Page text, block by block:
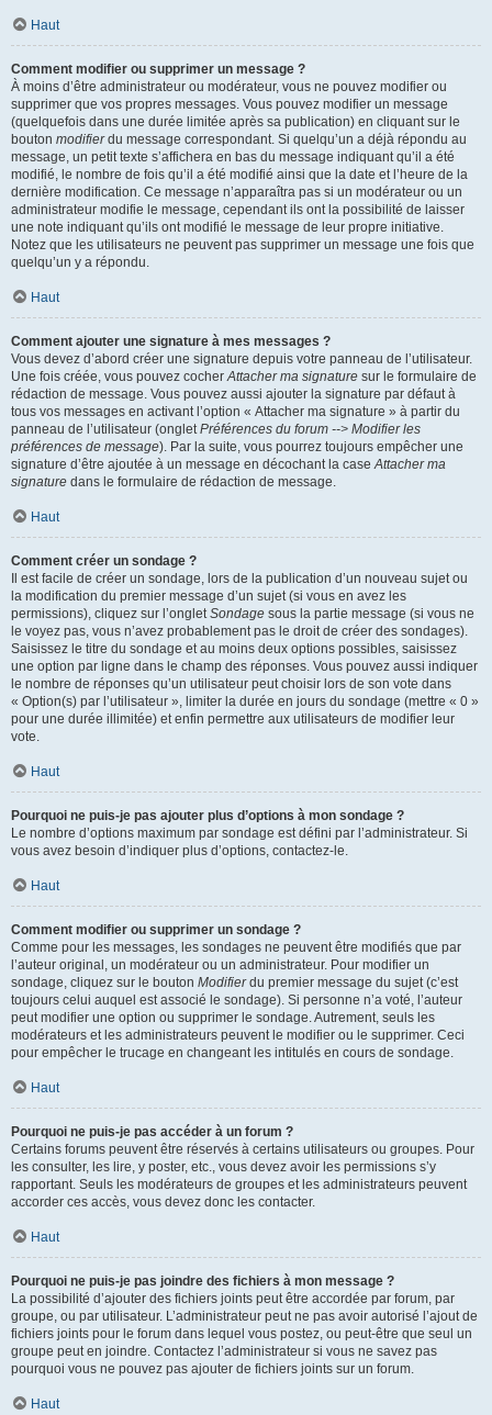
Haut
Comment modifier ou supprimer un message ?
À moins d’être administrateur ou modérateur, vous ne pouvez modifier ou
supprimer que vos propres messages. Vous pouvez modifier un message
(quelquefois dans une durée limitée après sa publication) en cliquant sur le
bouton modifierdu message correspondant. Si quelqu’un a déjà répondu au
message, un petit texte s’affichera en bas du message indiquant qu’il a été
modifié, le nombre de fois qu’il a été modifié ainsi que la date et l’heure de la
dernière modification. Ce message n’apparaîtra pas si un modérateur ou un
administrateur modifie le message, cependant ils ont la possibilité de laisser
une note indiquant qu’ils ont modifié le message de leur propre initiative.
Notez que les utilisateurs ne peuvent pas supprimer un message une fois que
quelqu’un y a répondu.
Haut
Comment ajouter une signature à mes messages ?
Vous devez d’abord créer une signature depuis votre panneau de l’utilisateur.
Une fois créée, vous pouvez cocherAttacher ma signature sur le formulaire de
rédaction de message. Vous pouvez aussi ajouter la signature par défaut à
tous vos messages en activant l’option « Attacher ma signature » à partir du
panneau de l’utilisateur (ongletPréférences du forum --> Modifier les
préférences de message). Par la suite, vous pourrez toujours empêcher une
signature d’être ajoutée à un message en décochant la caseAttacher ma
signature dans le formulaire de rédaction de message.
Haut
Comment créer un sondage ?
Il est facile de créer un sondage, lors de la publication d’un nouveau sujet ou
la modification du premier message d’un sujet (si vous en avez les
permissions), cliquez sur l’ongletSondage sous la partie message (si vous ne
le voyez pas, vous n’avez probablement pas le droit de créer des sondages).
Saisissez le titre du sondage et au moins deux options possibles, saisissez
une option par ligne dans le champ des réponses. Vous pouvez aussi indiquer
le nombre de réponses qu’un utilisateur peut choisir lors de son vote dans
« Option(s) par l’utilisateur », limiter la durée en jours du sondage (mettre « 0 »
pour une durée illimitée) et enfin permettre aux utilisateurs de modifier leur
vote.
Haut
Pourquoi ne puis-je pas ajouter plus d’options à mon sondage ?
Le nombre d’options maximum par sondage est défini par l’administrateur. Si
vous avez besoin d’indiquer plus d’options, contactez-le.
Haut
Comment modifier ou supprimer un sondage ?
Comme pour les messages, les sondages ne peuvent être modifiés que par
l’auteur original, un modérateur ou un administrateur. Pour modifier un
sondage, cliquez sur le bouton Modifierdu premier message du sujet (c’est
toujours celui auquel est associé le sondage). Si personne n’a voté, l’auteur
peut modifier une option ou supprimer le sondage. Autrement, seuls les
modérateurs et les administrateurs peuvent le modifier ou le supprimer. Ceci
pour empêcher le trucage en changeant les intitulés en cours de sondage.
Haut
Pourquoi ne puis-je pas accéder à un forum ?
Certains forums peuvent être réservés à certains utilisateurs ou groupes. Pour
les consulter, les lire, y poster, etc., vous devez avoir les permissions s’y
rapportant. Seuls les modérateurs de groupes et les administrateurs peuvent
accorder ces accès, vous devez donc les contacter.
Haut
Pourquoi ne puis-je pas joindre des fichiers à mon message ?
La possibilité d’ajouter des fichiers joints peut être accordée par forum, par
groupe, ou par utilisateur. L’administrateur peut ne pas avoir autorisé l’ajout de
fichiers joints pour le forum dans lequel vous postez, ou peut-être que seul un
groupe peut en joindre. Contactez l’administrateur si vous ne savez pas
pourquoi vous ne pouvez pas ajouter de fichiers joints sur un forum.
Haut